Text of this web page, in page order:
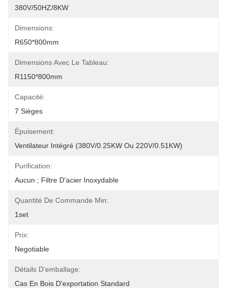
380V/50HZ/8KW
Dimensions:
R650*800mm
Dimensions Avec Le Tableau:
R1150*800mm
Capacité:
7 Sièges
Épuisement:
Ventilateur Intégré (380V/0.25KW Ou 220V/0.51KW)
Purification:
Aucun ; Filtre D'acier Inoxydable
Quantité De Commande Min:
1set
Prix:
Negotiable
Détails D'emballage:
Cas En Bois D'exportation Standard